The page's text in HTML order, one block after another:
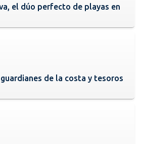
el dúo perfecto de playas en
de la costa y tesoros